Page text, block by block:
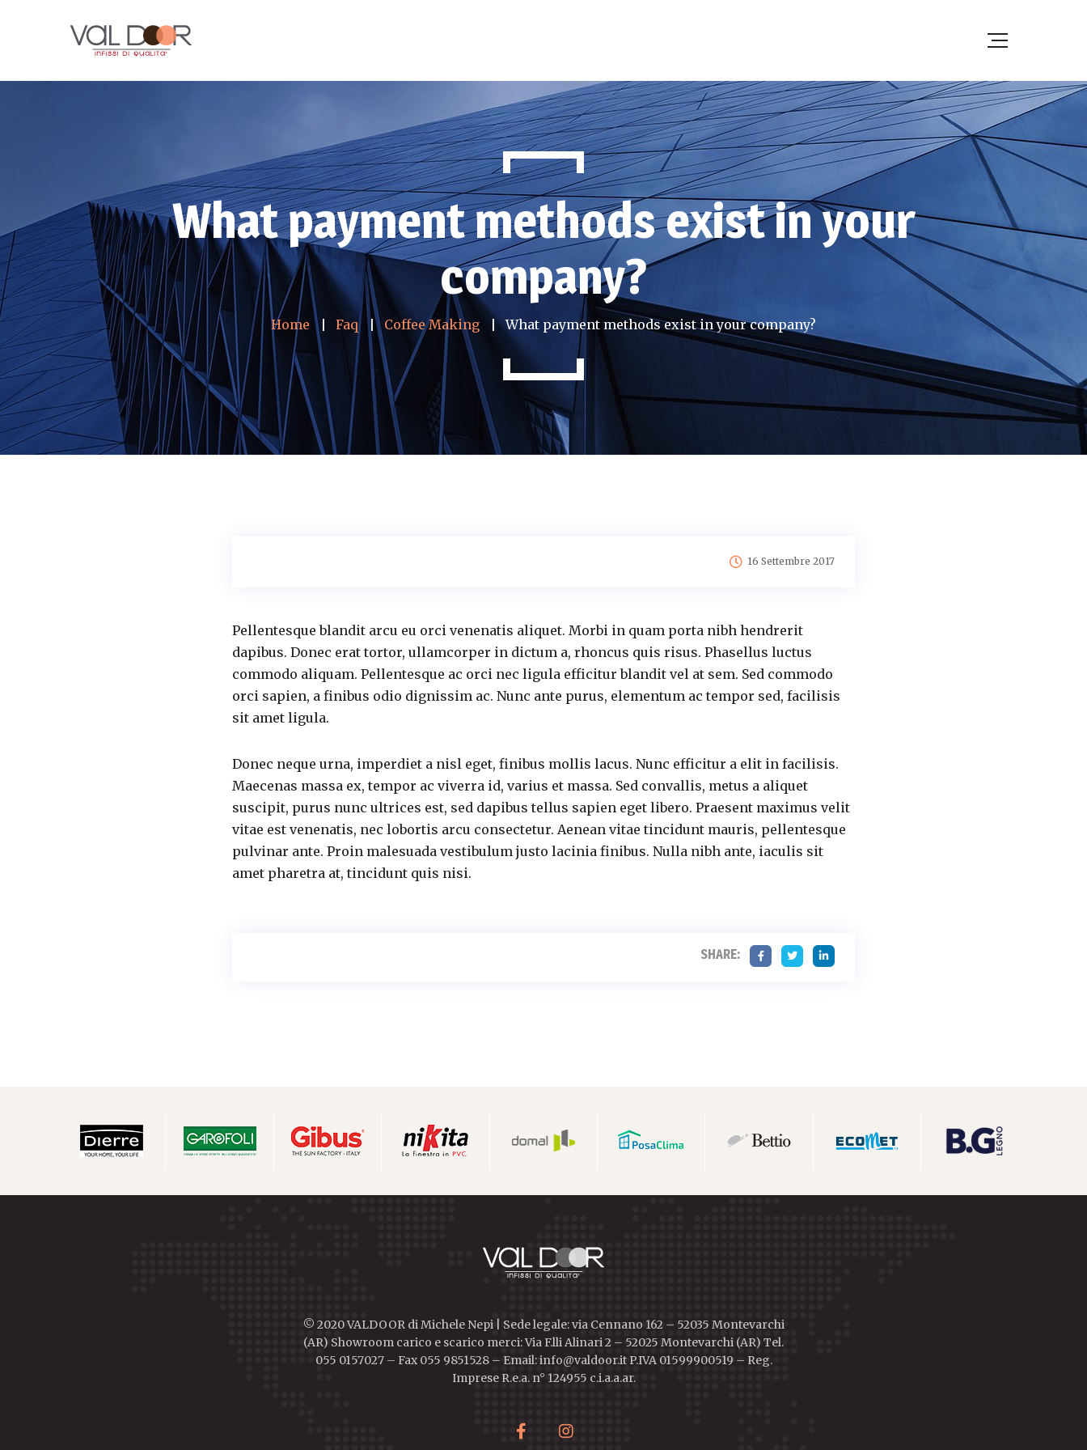
What payment methods exist in your
company?
Home Faq Coffee Making What payment methods exist in your company?
16 Settembre 2017
Pellentesque blandit arcu eu orci venenatis aliquet. Morbi in quam porta nibh hendrerit
dapibus. Donec erat tortor, ullamcorper in dictum a, rhoncus quis risus. Phasellus luctus
commodo aliquam. Pellentesque ac orci nec ligula efficitur blandit vel at sem. Sed commodo
orci sapien, a finibus odio dignissim ac. Nunc ante purus, elementum ac tempor sed, facilisis
sit amet ligula.
Donec neque urna, imperdiet a nisl eget, finibus mollis lacus. Nunc efficitur a elit in facilisis.
Maecenas massa ex, tempor ac viverra id, varius et massa. Sed convallis, metus a aliquet
suscipit, purus nunc ultrices est, sed dapibus tellus sapien eget libero. Praesent maximus velit
vitae est venenatis, nec lobortis arcu consectetur. Aenean vitae tincidunt mauris, pellentesque
pulvinar ante. Proin malesuada vestibulum justo lacinia finibus. Nulla nibh ante, iaculis sit
amet pharetra at, tincidunt quis nisi.
SHARE:
© 2020 VALDOOR di Michele Nepi | Sede legale: via Cennano 162 – 52035 Montevarchi
(AR) Showroom carico e scarico merci: Via F.lli Alinari 2 – 52025 Montevarchi (AR) Tel.
055 0157027 – Fax 055 9851528 – Email: info@valdoor.it P.IVA 01599900519 – Reg.
Imprese R.e.a. n° 124955 c.i.a.a.ar.